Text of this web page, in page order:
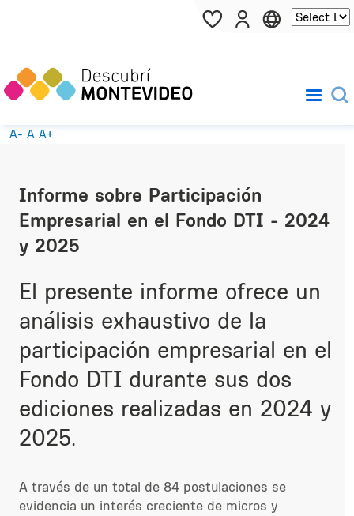
Pasar al contenido principal
A- A A+
Informe sobre Participación
Empresarial en el Fondo DTI - 2024
y 2025
El presente informe ofrece un
análisis exhaustivo de la
participación empresarial en el
Fondo DTI durante sus dos
ediciones realizadas en 2024 y
2025.
A través de un total de 84 postulaciones se
evidencia un interés creciente de micros y